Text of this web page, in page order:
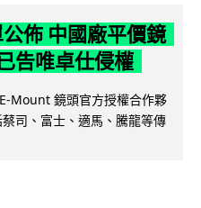
佈 中國廠平價鏡
告唯卓仕侵權
Mount 鏡頭官方授權合作夥
司、富士、適馬、騰龍等傳